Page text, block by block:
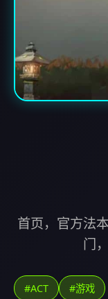
首页，官方法
门
#ACT #游戏